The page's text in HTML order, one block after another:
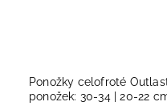
Ponožky celofroté
ponožek: 30-34 | 20-22